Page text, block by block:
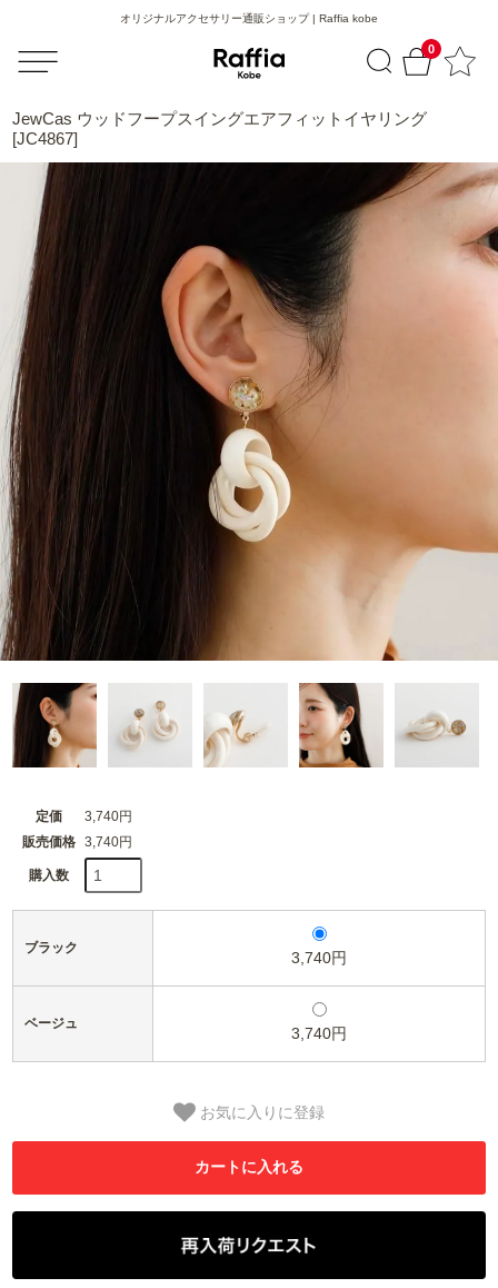
0
オリジナルアクセサリー通販ショップ | Raffia kobe
JewCas ウッドフープスイングエアフィットイヤリング
[JC4867]
定価
3,740円
販売価格
3,740円
購入数
ブラック
3,740円
ベージュ
3,740円
お気に入りに登録